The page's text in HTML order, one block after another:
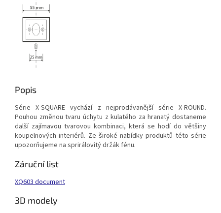
Popis
Série X-SQUARE vychází z nejprodávanější série X-ROUND.
Pouhou změnou tvaru úchytu z kulatého za hranatý dostaneme
další zajímavou tvarovou kombinaci, která se hodí do většiny
koupelnových interiérů. Ze široké nabídky produktů této série
upozorňujeme na sprirálovitý držák fénu.
Záruční list
XQ603 document
3D modely